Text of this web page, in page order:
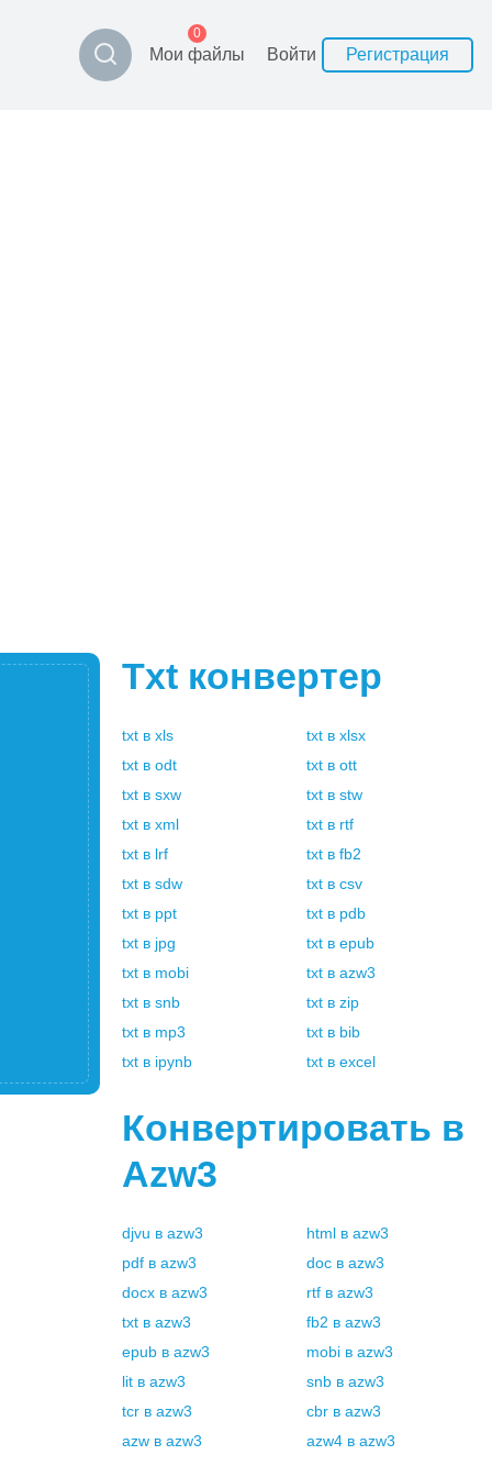
Мои файлы
0
Войти Регистрация
Txt конвертер
txt в xls txt в xlsx
txt в odt txt в ott
txt в sxw txt в stw
txt в xml txt в rtf
txt в lrf txt в fb2
txt в sdw txt в csv
txt в ppt txt в pdb
txt в jpg txt в epub
txt в mobi txt в azw3
txt в snb txt в zip
txt в mp3 txt в bib
txt в ipynb txt в excel
Конвертировать в
Azw3
djvu в azw3 html в azw3
pdf в azw3 doc в azw3
docx в azw3 rtf в azw3
txt в azw3 fb2 в azw3
epub в azw3 mobi в azw3
lit в azw3 snb в azw3
tcr в azw3 cbr в azw3
azw в azw3 azw4 в azw3